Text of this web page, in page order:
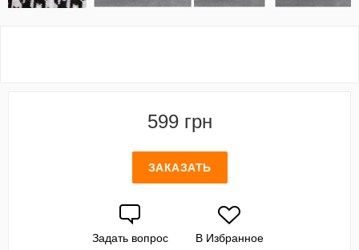
599 грн
ЗАКАЗАТЬ
Задать вопрос В Избранное